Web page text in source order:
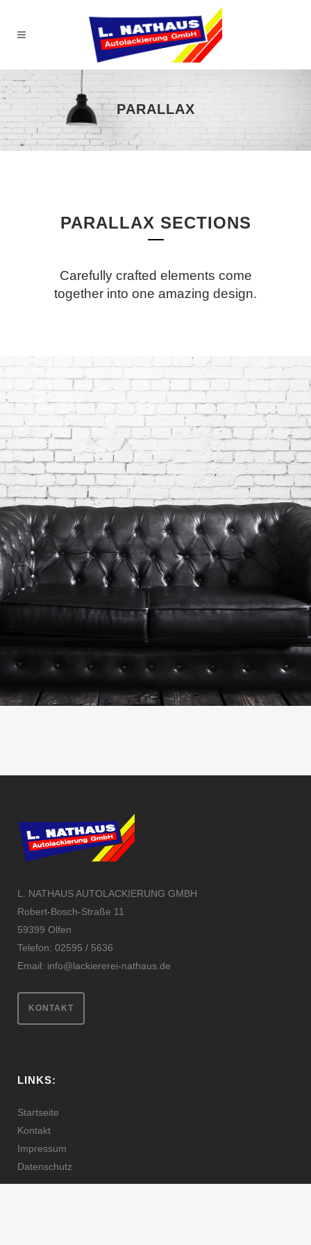
PARALLAX
PARALLAX SECTIONS
Carefully crafted elements come
together into one amazing design.
L. NATHAUS AUTOLACKIERUNG GMBH
Robert-Bosch-Straße 11
59399 Olfen
Telefon: 02595 / 5636
Email: info@lackiererei-nathaus.de
KONTAKT
LINKS:
Startseite
Kontakt
Impressum
Datenschutz